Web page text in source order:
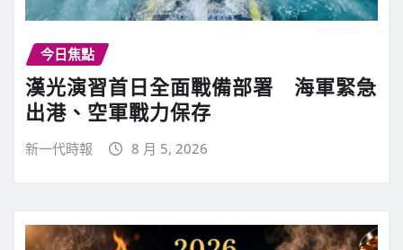
今日焦點
漢光演習首日全面戰備部署 海軍緊急
出港、空軍戰力保存
新一代時報 8 月 5, 2026